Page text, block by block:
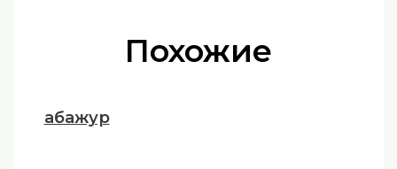
Похожие
абажур